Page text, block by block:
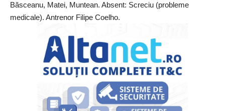
Băsceanu, Matei, Muntean. Absent: Screciu (probleme
medicale). Antrenor Filipe Coelho.